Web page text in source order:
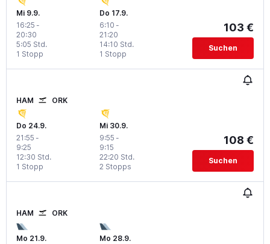
Mi 9.9.
16:25 -
20:30
1 Stopp
5:05 Std.
Do 17.9.
6:10 -
21:20
1 Stopp
14:10 Std.
103 €
Suchen
HAM ORK
Do 24.9.
21:55 -
9:25
1 Stopp
12:30 Std.
Mi 30.9.
9:55 -
9:15
2 Stopps
22:20 Std.
108 €
Suchen
HAM ORK
Mo 21.9. Mo 28.9.